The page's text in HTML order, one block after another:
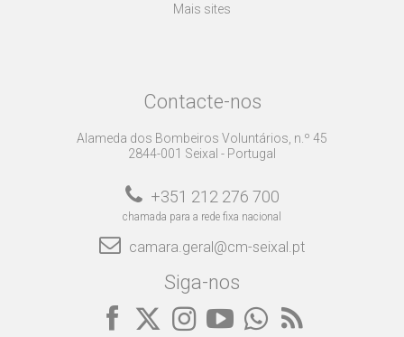
Mais sites
Contacte-nos
Alameda dos Bombeiros Voluntários, n.º 45
2844-001 Seixal - Portugal
+351 212 276 700
chamada para a rede fixa nacional
camara.geral@cm-seixal.pt
Siga-nos